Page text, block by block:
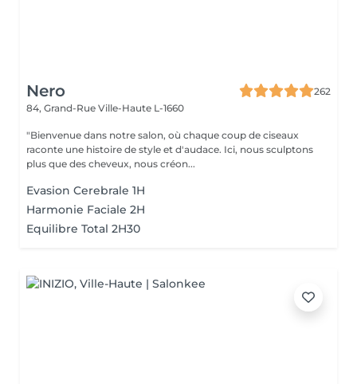
Nero
262
84, Grand-Rue Ville-Haute L-1660
"Bienvenue dans notre salon, où chaque coup de ciseaux
raconte une histoire de style et d'audace. Ici, nous sculptons
plus que des cheveux, nous créon...
Evasion Cerebrale 1H
Harmonie Faciale 2H
Equilibre Total 2H30